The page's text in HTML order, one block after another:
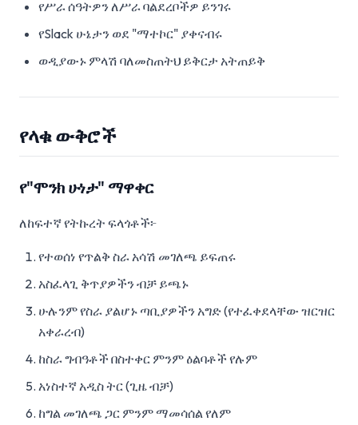
የሥራ ሰዓትዎን ለሥራ ባልደረቦችዎ ይንገሩ
የSlack ሁኔታን ወደ "ማተኮር" ያቀናብሩ
ወዲያውኑ ምላሽ ባለመስጠትህ ይቅርታ አትጠይቅ
የላቁ ውቅሮች
የ"ሞንክ ሁነታ" ማዋቀር
ለከፍተኛ የትኩረት ፍላጎቶች፦
የተወሰነ የጥልቅ ስራ አሳሽ መገለጫ ይፍጠሩ
አስፈላጊ ቅጥያዎችን ብቻ ይጫኑ
ሁሉንም የስራ ያልሆኑ ጣቢያዎችን አግድ (የተፈቀደላቸው ዝርዝር
አቀራረብ)
ከስራ ግብዓቶች በስተቀር ምንም ዕልባቶች የሉም
አነስተኛ አዲስ ትር (ጊዜ ብቻ)
ከግል መገለጫ ጋር ምንም ማመሳሰል የለም